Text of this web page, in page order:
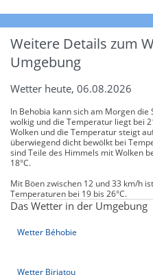
Weitere Details zum
Umgebung
Wetter heute, 06.08.2026
In Behobia kann sich am Morgen
wolkig und die Temperatur liegt bei
Wolken und die Temperatur steigt
überwiegend dicht bewölkt bei
sind Teile des Himmels mit Wolken
18°C.
Mit Böen zwischen 12 und 33 km/h
Temperaturen bei 19 bis 26°C.
Das Wetter in der Umgebung
Wetter Béhobie
Wetter Biriatou